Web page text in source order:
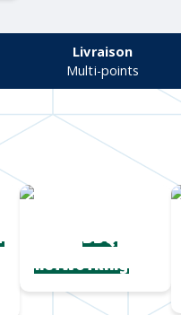
Livraison
Multi-points
BBQ
networking